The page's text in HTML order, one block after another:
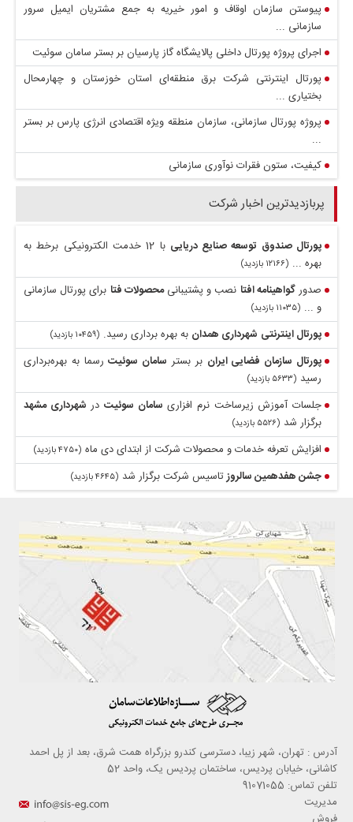
پیوستن سازمان اوقاف و امور خیریه به جمع مشتریان ایمیل سرور
سازمانی ...
اجرای پروژه پورتال داخلی پالایشگاه گاز پارسیان بر بستر سامان سوئیت
پورتال اینترنتی شرکت برق منطقه‌ای استان خوزستان و چهارمحال
بختیاری ...
پروژه پورتال سازمانی، سازمان منطقه ویژه اقتصادی انرژی پارس بر بستر
...
کیفیت، ستون فقرات نوآوری سازمانی
پربازدیدترین اخبار شرکت
پورتال صندوق توسعه صنایع دریایی
با 12 خدمت الکترونیکی برخط به
بهره ... (۱۲۱۶۶ بازدید)
صدورگواهینامه افتا نصب و پشتیبانیمحصولات فتا برای پورتال سازمانی
و ... (۱۱۰۳۵ بازدید)
پورتالاینترنتی شهرداری همدان به بهره برداری رسید. (۱۰۴۵۹ بازدید)
پورتال سازمان فضایی ایران بر بستر سامان سوئیترسما به بهره‌برداری
رسید (۵۶۳۳ بازدید)
جلسات آموزش زیرساخت نرم افزاری سامان سوئیتدر شهرداری مشهد
برگزار شد (۵۵۲۶ بازدید)
افزایش تعرفه خدمات و محصولات شرکت از ابتدای دی ماه (۴۷۵۰ بازدید)
جشن هفدهمین سالروزتاسیس شرکت برگزار شد (۴۶۴۵ بازدید)
آدرس : تهران، شهر زیبا، دسترسی کندرو بزرگراه همت شرق، بعد از پل احمد
کاشانی، خیابان پردیس، ساختمان پردیس یک، واحد 52
تلفن تماس: 91071055
مدیریت